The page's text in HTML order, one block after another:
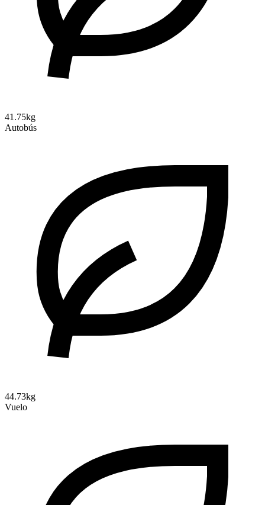
41.75kg
Autobús
44.73kg
Vuelo